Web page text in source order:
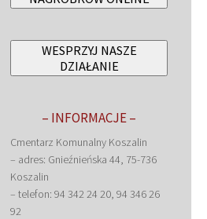
WESPRZYJ NASZE
DZIAŁANIE
– INFORMACJE –
Cmentarz Komunalny Koszalin
– adres: Gnieźnieńska 44, 75-736
Koszalin
– telefon: 94 342 24 20, 94 346 26
92